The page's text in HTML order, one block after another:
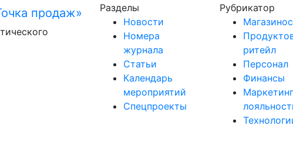
Разделы
Новости
Номера
журнала
Статьи
Календарь
мероприятий
Спецпроекты
Рубрикатор
ритейл
Персонал
Финансы